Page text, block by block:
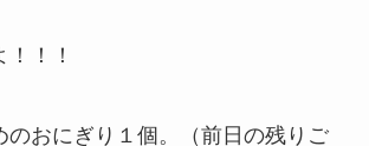
！！
のおにぎり１個。（前日の残りご